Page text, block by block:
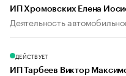
ИП Хромовских Елена
Деятельность
ДЕЙСТВУЕТ
ИП Тарбеев Виктор